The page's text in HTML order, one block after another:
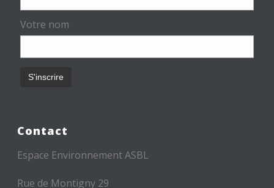
Votre nom
Contact
Espace Environnement ASBL
Rue de Montigny 29